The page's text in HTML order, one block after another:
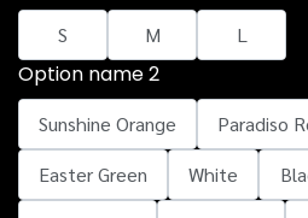
S M L
Option name 2
Sunshine Orange Paradiso
Easter Green
White